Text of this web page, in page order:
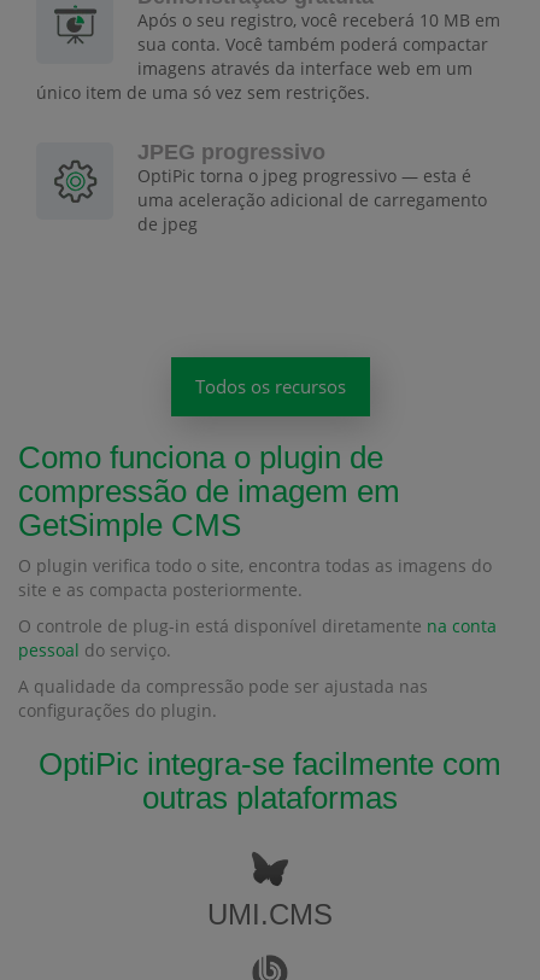
Após o seu registro, você receberá 10 MB em
sua conta. Você também poderá compactar
imagens através da interface web em um
único item de uma só vez sem restrições.
JPEG progressivo
OptiPic torna o jpeg progressivo — esta é
uma aceleração adicional de carregamento
de jpeg
Todos os recursos
Como funciona o plugin de
compressão de imagem em
GetSimple CMS
O plugin verifica todo o site, encontra todas as imagens do
site e as compacta posteriormente.
O controle de plug-in está disponível diretamente na conta
pessoal do serviço.
A qualidade da compressão pode ser ajustada nas
configurações do plugin.
OptiPic integra-se facilmente com
outras plataformas
UMI.CMS